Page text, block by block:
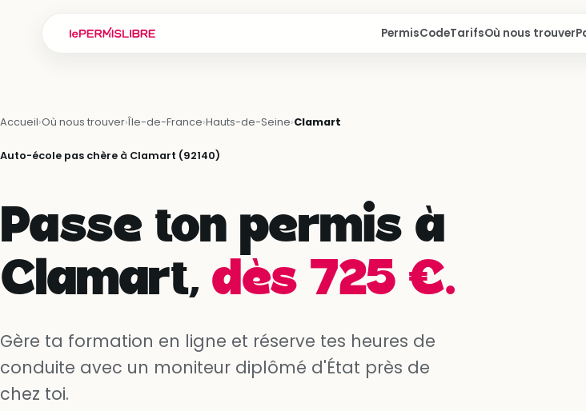
PermisCodeTarifsOù nous trouver
Accueil›Où nous trouver›Île-de-France›Hauts-de-Seine›Clamart
Auto-école pas chère à Clamart (92140)
Passe ton permis à
Clamart, dès 725 €.
Gère ta formation en ligne et réserve tes heures de
conduite avec un moniteur diplômé d'État près de
chez toi.